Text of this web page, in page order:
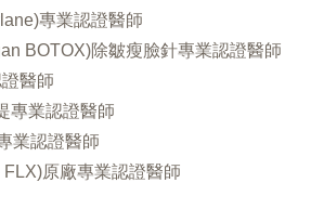
專業認證醫師
BOTOX)除皺瘦臉針專業認證醫師
醫師
專業認證醫師
業認證醫師
原廠專業認證醫師